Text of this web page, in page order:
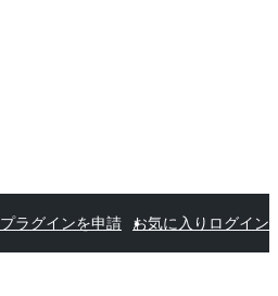
プラグインを申請 お気に入り ログイン